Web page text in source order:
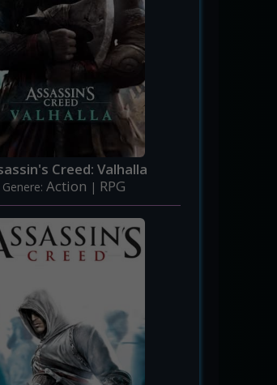
Creed: Valhalla
Genere: Action | RPG